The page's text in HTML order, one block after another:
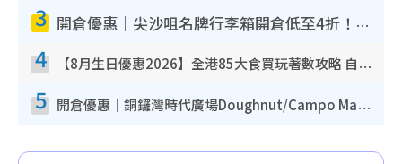
3 開倉優惠｜尖沙咀名牌行李箱開倉低至4折！一連5日 American Tourister/ace./Hallmark $200起！
4 【8月生日優惠2026】全港85大食買玩著數攻略 自助餐/火鍋放題同行免費＋誠品/DONKI送現金券
5 開倉優惠｜銅鑼灣時代廣場Doughnut/Campo Marzio開倉低至1折！背囊、書包、手袋劈價$200起